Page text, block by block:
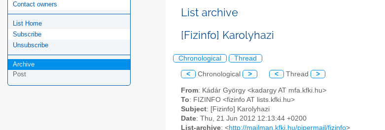
Contact owners
List Home
Subscribe
Unsubscribe
Archive
Post
List archive
[Fizinfo] Karolyhazi
Chronological Thread
< Chronological > < Thread >
From: Kádár György <kadargy AT mfa.kfki.hu>
To: FIZINFO <fizinfo AT lists.kfki.hu>
Subject: [Fizinfo] Karolyhazi
Date: Thu, 21 Jun 2012 12:13:44 +0200
List-archive: <http://mailman.kfki.hu/pipermail/fizinfo>